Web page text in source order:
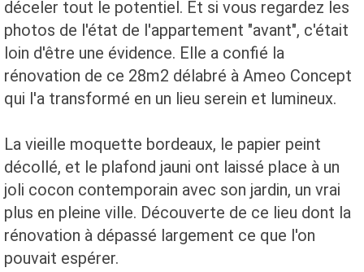
déceler tout le potentiel. Et si vous regardez les
photos de l'état de l'appartement "avant", c'était
loin d'être une évidence. Elle a confié la
rénovation de ce 28m2 délabré à Ameo Concept
qui l'a transformé en un lieu serein et lumineux.
La vieille moquette bordeaux, le papier peint
décollé, et le plafond jauni ont laissé place à un
joli cocon contemporain avec son jardin, un vrai
plus en pleine ville. Découverte de ce lieu dont la
rénovation à dépassé largement ce que l'on
pouvait espérer.